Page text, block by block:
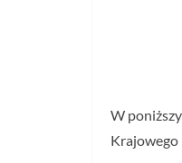
W
Krajowego